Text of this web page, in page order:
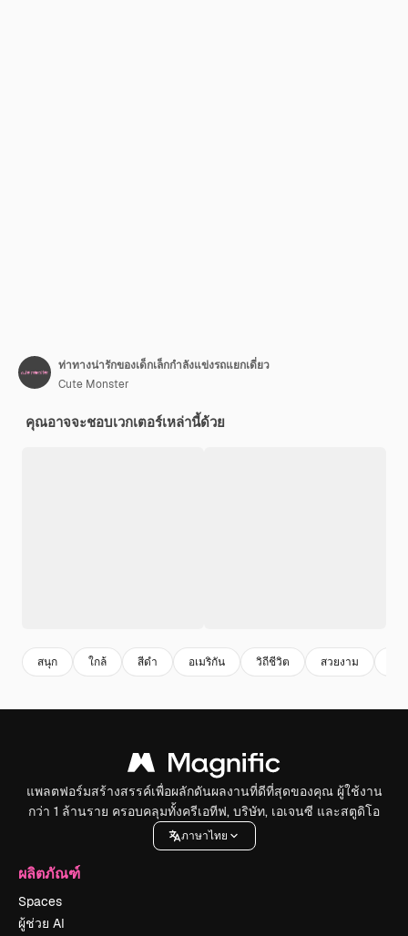
ท่าทางน่ารักของเด็กเล็กกำลังแข่งรถแยกเดี่ยว
Cute Monster
คุณอาจจะชอบเวกเตอร์เหล่านี้ด้วย
สนุก ใกล้ สีดํา อเมริกัน วิถีชีวิต สวยงาม
แพลตฟอร์มสร้างสรรค์เพื่อผลักดันผลงานที่ดีที่สุดของคุณ ผู้ใช้งาน
กว่า 1 ล้านราย ครอบคลุมทั้งครีเอทีฟ, บริษัท, เอเจนซี และสตูดิโอ
ภาษาไทย
ผลิตภัณฑ์
Spaces
ผู้ช่วย AI